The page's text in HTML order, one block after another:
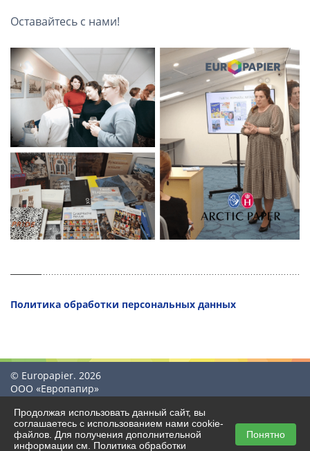
Оставайтесь с нами!
Политика обработки персональных данных
© Europapier. 2026
ООО «Европапир»
Создание сайта
Продолжая использовать данный сайт, вы
соглашаетесь с использованием нами cookie-
файлов. Для получения дополнительной
информации см. Политика обработки
Понятно